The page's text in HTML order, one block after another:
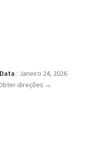
Data : Janeiro 24, 2026
direções →